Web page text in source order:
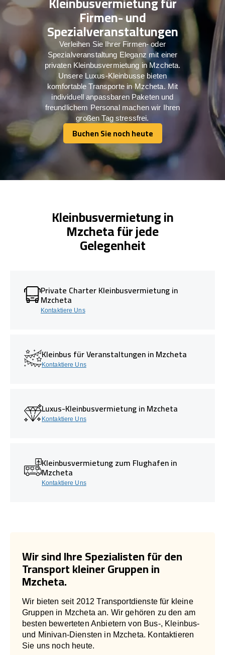
Firmen- und
Spezialveranstaltungen
Verleihen Sie Ihrer Firmen- oder
Spezialveranstaltung Eleganz mit einer
privaten Kleinbusvermietung in Mzcheta.
Unsere Luxus-Kleinbusse bieten
komfortable Transporte in Mzcheta. Mit
individuell anpassbaren Paketen und
freundlichem Personal machen wir Ihren
großen Tag stressfrei.
Buchen Sie noch heute
Buchen Sie noch heute
Kleinbusvermietung in
Mzcheta für jede
Gelegenheit
Private Charter Kleinbusvermietung in
Mzcheta
Kontaktiere Uns
Kleinbus für Veranstaltungen in Mzcheta
Kontaktiere Uns
Luxus-Kleinbusvermietung in Mzcheta
Kontaktiere Uns
Kleinbusvermietung zum Flughafen in
Mzcheta
Kontaktiere Uns
Wir sind Ihre Spezialisten für den
Transport kleiner Gruppen in
Mzcheta.
Wir bieten seit 2012 Transportdienste für kleine
Gruppen in Mzcheta an. Wir gehören zu den am
besten bewerteten Anbietern von Bus-, Kleinbus-
und Minivan-Diensten in Mzcheta. Kontaktieren
Sie uns noch heute.